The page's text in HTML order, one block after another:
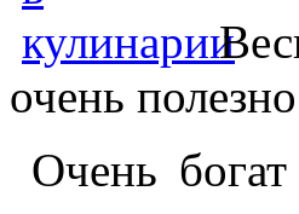
очень
Очень